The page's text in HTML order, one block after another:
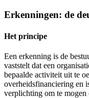
Erkenningen: de
Het principe
Een erkenning is de
vaststelt dat een
bepaalde activiteit uit te
overheidsfinanciering en
verplichting om te mogen